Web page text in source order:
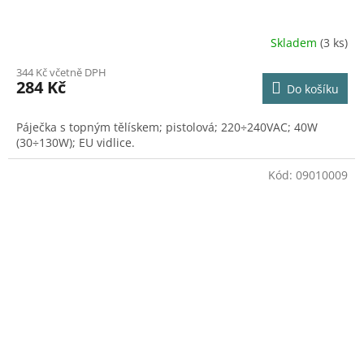
Skladem (3 ks)
344 Kč včetně DPH
284 Kč Do košíku
Páječka s topným tělískem; pistolová; 220÷240VAC; 40W
(30÷130W); EU vidlice.
Kód: 09010009